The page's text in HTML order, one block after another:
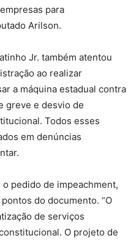
para
Arilson.
Jr. também atentou
ao realizar
a máquina estadual contra
greve e desvio de
Todos esses
em denúncias
pedido de impeachment,
do documento. “O
de serviços
O projeto de